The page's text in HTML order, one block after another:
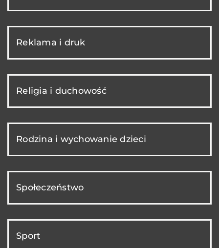
Reklama i druk
Religia i duchowość
Rodzina i wychowanie dzieci
Społeczeństwo
Sport